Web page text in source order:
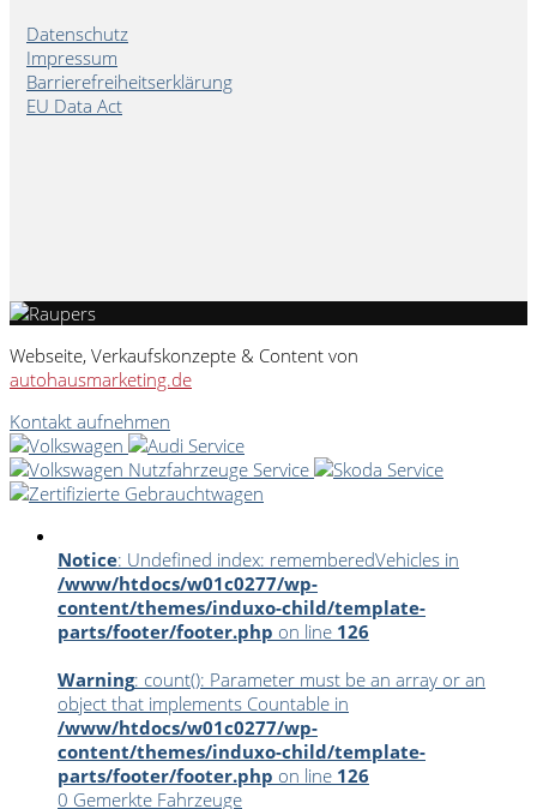
Datenschutz
Impressum
Barrierefreiheitserklärung
EU Data Act
Webseite, Verkaufskonzepte & Content von
autohausmarketing.de
Kontakt aufnehmen
Notice: Undefined index: rememberedVehicles in
/www/htdocs/w01c0277/wp-
content/themes/induxo-child/template-
parts/footer/footer.php on line 126
Warning: count(): Parameter must be an array or an
object that implements Countable in
/www/htdocs/w01c0277/wp-
content/themes/induxo-child/template-
parts/footer/footer.php on line 126
0 Gemerkte Fahrzeuge